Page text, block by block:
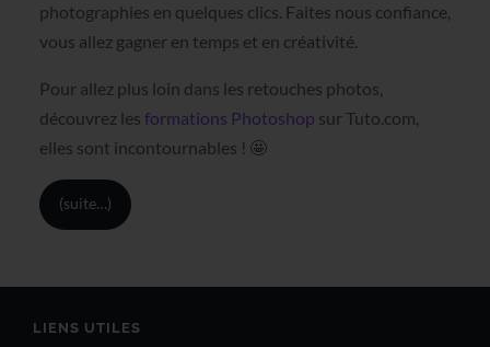
photographies en quelques clics. Faites nous confiance,
vous allez gagner en temps et en créativité.
Pour allez plus loin dans les retouches photos,
découvrez les formations Photoshop sur Tuto.com,
elles sont incontournables ! 🤩
(suite…)
LIENS UTILES